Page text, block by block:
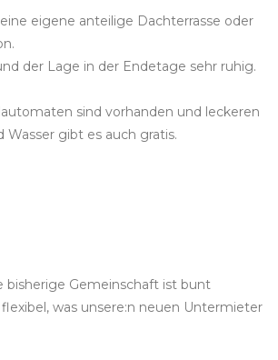
eigene anteilige Dachterrasse oder
der Lage in der Endetage sehr ruhig.
sind vorhanden und leckeren
Wasser gibt es auch gratis.
bisherige Gemeinschaft ist bunt
was unsere:n neuen Untermieter